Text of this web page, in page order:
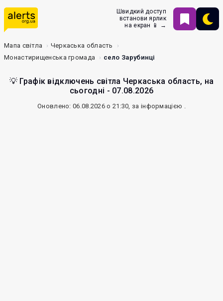
Швидкий доступ
встанови ярлик
на екран 📱 →
Мапа світла
Черкаська область
Монастирищенська громада
село Зарубинці
💡 Графік відключень світла Черкаська область, на
сьогодні - 07.08.2026
Оновлено: 06.08.2026 о 21:30, за інформацією .